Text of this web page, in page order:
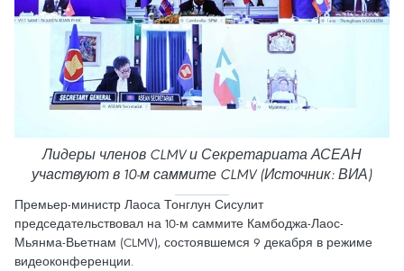
Лидеры членов CLMV и Секретариата АСЕАН
участвуют в 10-м саммите CLMV (Источник: ВИА)
Премьер-министр Лаоса Тонглун Сисулит
председательствовал на 10-м саммите Камбоджа-Лаос-
Мьянма-Вьетнам (CLMV), состоявшемся 9 декабря в режиме
видеоконференции.